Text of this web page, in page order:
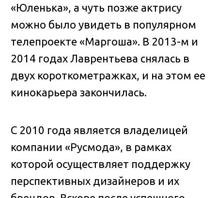
«Юленька», а чуть позже актрису
можно было увидеть в популярном
телепроекте «Маргоша». В 2013-м и
2014 годах Лаврентьева снялась в
двух короткометражках, и на этом ее
кинокарьера закончилась.
С 2010 года является владелицей
компании «Русмода», в рамках
которой осуществляет поддержку
перспективных дизайнеров и их